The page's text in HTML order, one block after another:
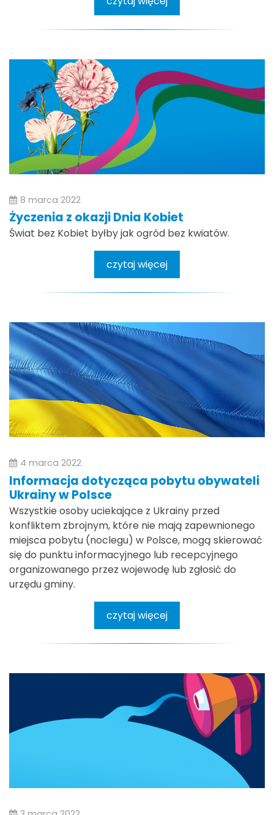
8 marca 2022
Życzenia z okazji Dnia Kobiet
Świat bez Kobiet byłby jak ogród bez kwiatów.
czytaj więcej
4 marca 2022
Informacja dotycząca pobytu obywateli
Ukrainy w Polsce
Wszystkie osoby uciekające z Ukrainy przed
konfliktem zbrojnym, które nie mają zapewnionego
miejsca pobytu (noclegu) w Polsce, mogą skierować
się do punktu informacyjnego lub recepcyjnego
organizowanego przez wojewodę lub zgłosić do
urzędu gminy.
czytaj więcej